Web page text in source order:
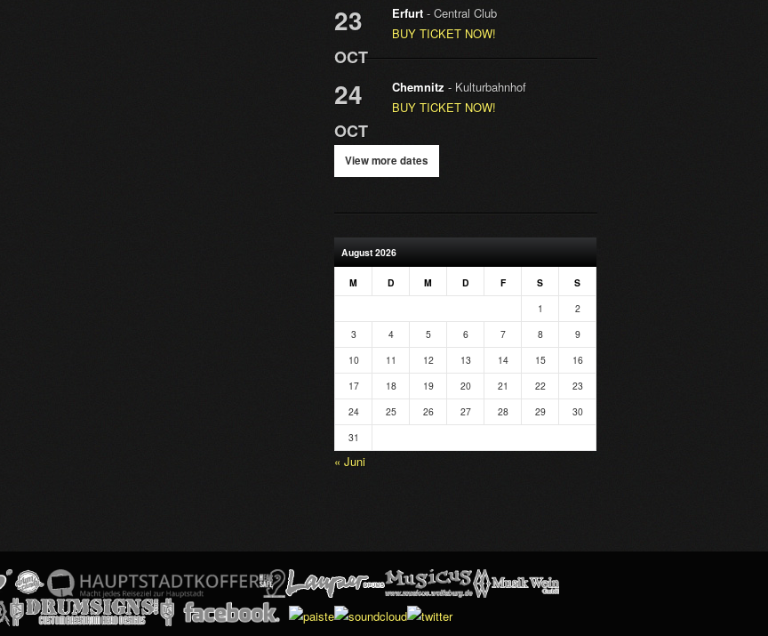
23
OCT
Erfurt - Central Club
BUY TICKET NOW!
24
OCT
Chemnitz - Kulturbahnhof
BUY TICKET NOW!
View more dates
August 2026
M D M D F S
S
1
2
3
4 5 6 7 8
9
10
11 12 13 14 15
16
17
18 19 20 21 22
23
24
25 26 27 28 29
30
31
« Juni